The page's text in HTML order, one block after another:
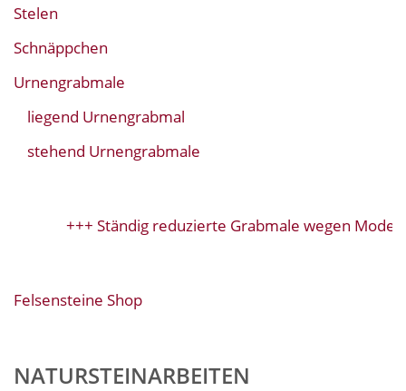
Stelen
Schnäppchen
Urnengrabmale
liegend Urnengrabmal
stehend Urnengrabmale
+++ Ständig reduzierte Grabmale wegen
Felsensteine Shop
NATURSTEINARBEITEN